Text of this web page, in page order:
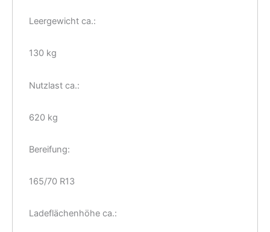
Leergewicht ca.:
130 kg
Nutzlast ca.:
620 kg
Bereifung:
165/70 R13
Ladeflächenhöhe ca.: